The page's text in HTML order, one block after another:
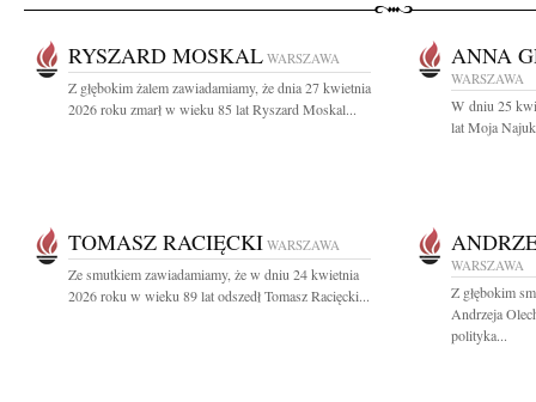
RYSZARD MOSKAL WARSZAWA
Z głębokim żalem zawiadamiamy, że dnia 27 kwietnia
2026 roku zmarł w wieku 85 lat Ryszard Moskal...
ANNA
WARSZAWA
W dniu 25
lat Moja
TOMASZ RACIĘCKI WARSZAWA
Ze smutkiem zawiadamiamy, że w dniu 24 kwietnia
2026 roku w wieku 89 lat odszedł Tomasz Racięcki...
WARSZAWA
Z głębokim
Andrzeja
polityka...